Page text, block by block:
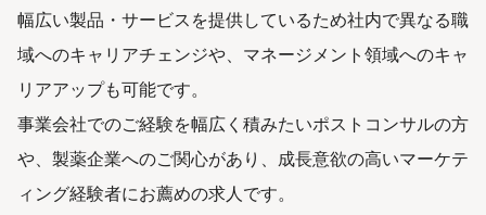
幅広い製品・サービスを提供しているため社内で異なる職
域へのキャリアチェンジや、マネージメント領域へのキャ
リアアップも可能です。
事業会社でのご経験を幅広く積みたいポストコンサルの方
や、製薬企業へのご関心があり、成長意欲の高いマーケテ
ィング経験者にお薦めの求人です。